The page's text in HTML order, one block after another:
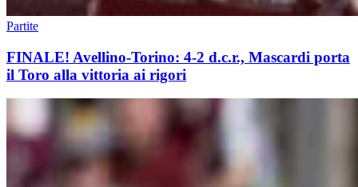
Partite
FINALE! Avellino-Torino: 4-2 d.c.r., Mascardi porta
il Toro alla vittoria ai rigori